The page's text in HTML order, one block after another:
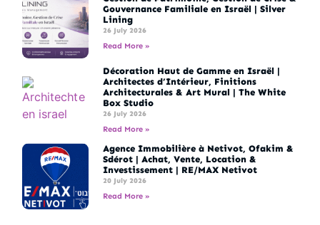
Gouvernance Familiale en Israël | Silver
Lining
26 July 2026
Read More »
Décoration Haut de Gamme en Israël |
Architectes d’Intérieur, Finitions
Architecturales & Art Mural | The White
Box Studio
26 July 2026
Read More »
Agence Immobilière à Netivot, Ofakim &
Sdérot | Achat, Vente, Location &
Investissement | RE/MAX Netivot
20 July 2026
Read More »